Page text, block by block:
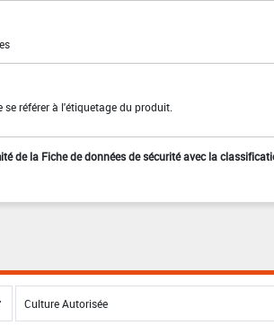
référer à l'étiquetage du produit.
de la Fiche de données de sécurité avec la